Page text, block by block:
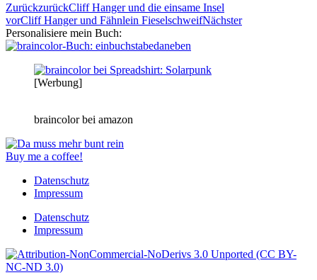
ZurückzurückCliff Hanger und die einsame Insel
vorCliff Hanger und Fähnlein FieselschweifNächster
Personalisiere mein Buch:
[Werbung]
braincolor bei amazon
Buy me a coffee!
Datenschutz
Impressum
Datenschutz
Impressum